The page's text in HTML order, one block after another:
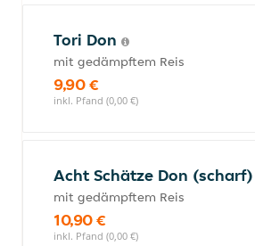
Tori Don
mit gedämpftem Reis
9,90 €
inkl. Pfand (0,00 €)
Acht Schätze Don (scharf)
mit gedämpftem Reis
10,90 €
inkl. Pfand (0,00 €)